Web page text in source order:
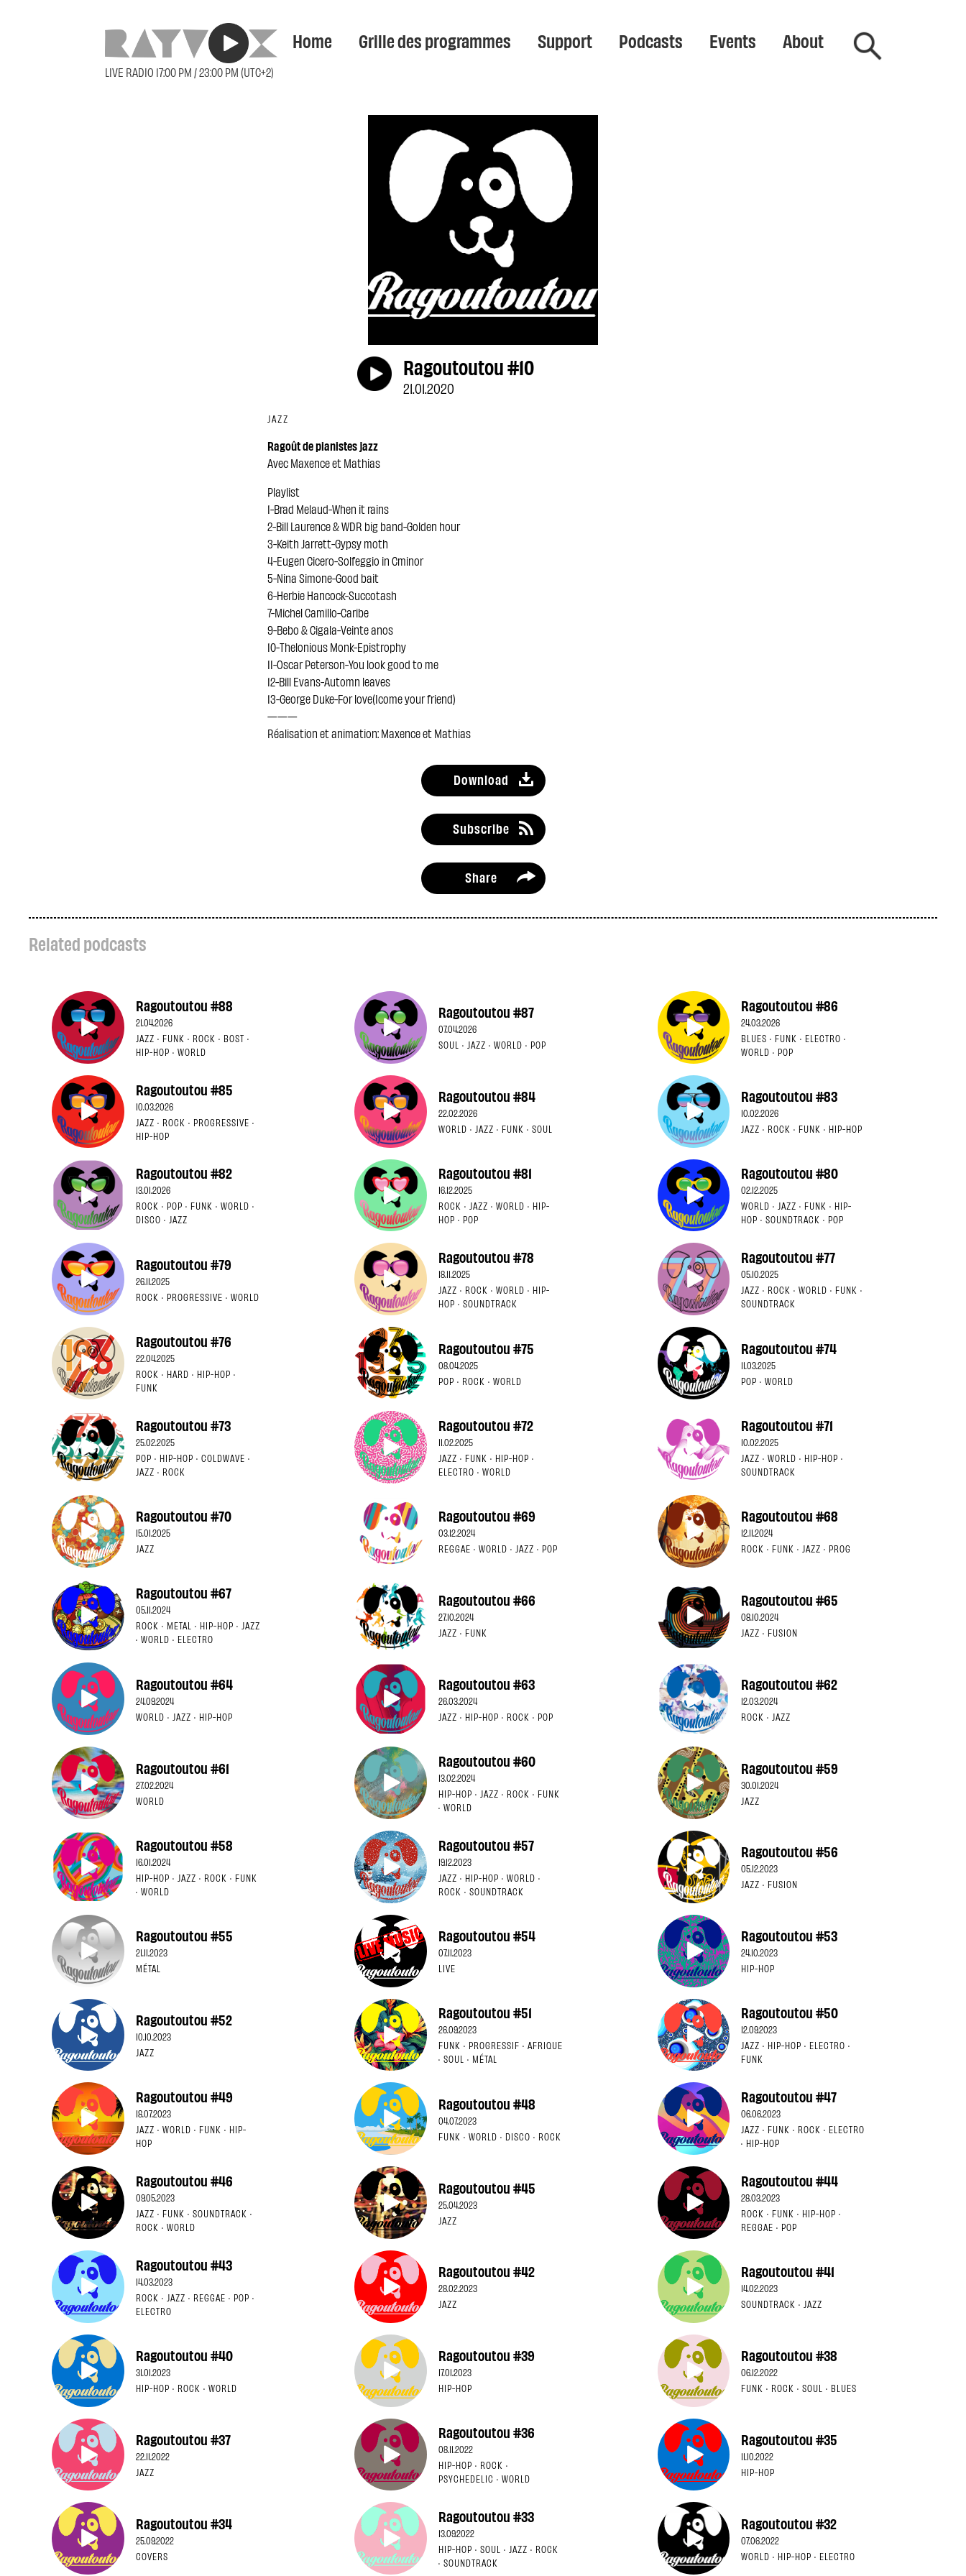
LIVE RADIO 17:00 PM / 23:00 PM (UTC+2)
Home Grille des programmes Support Podcasts Events About
Ragoutoutou #10
21.01.2020
JAZZ
Ragoût de pianistes jazz
Avec Maxence et Mathias
Playlist
1-Brad Melaud-When it rains
2-Bill Laurence & WDR big band-Golden hour
3-Keith Jarrett-Gypsy moth
4-Eugen Cicero-Solfeggio in Cminor
5-Nina Simone-Good bait
6-Herbie Hancock-Succotash
7-Michel Camillo-Caribe
9-Bebo & Cigala-Veinte anos
10-Thelonious Monk-Epistrophy
11-Oscar Peterson-You look good to me
12-Bill Evans-Automn leaves
13-George Duke-For love(Icome your friend)
———
Réalisation et animation: Maxence et Mathias
Download
Subscribe
Share
Related podcasts
Ragoutoutou #88
21.04.2026
JAZZ · FUNK · ROCK · BOST ·
HIP-HOP · WORLD
Ragoutoutou #87
07.04.2026
SOUL · JAZZ · WORLD · POP
Ragoutoutou #86
24.03.2026
BLUES · FUNK · ELECTRO ·
WORLD · POP
Ragoutoutou #85
10.03.2026
JAZZ · ROCK · PROGRESSIVE ·
HIP-HOP
Ragoutoutou #84
22.02.2026
WORLD · JAZZ · FUNK · SOUL
Ragoutoutou #83
10.02.2026
JAZZ · ROCK · FUNK · HIP-HOP
Ragoutoutou #82
13.01.2026
ROCK · POP · FUNK · WORLD ·
DISCO · JAZZ
Ragoutoutou #81
16.12.2025
ROCK · JAZZ · WORLD · HIP-
HOP · POP
Ragoutoutou #80
02.12.2025
WORLD · JAZZ · FUNK · HIP-
HOP · SOUNDTRACK · POP
Ragoutoutou #79
26.11.2025
ROCK · PROGRESSIVE · WORLD
Ragoutoutou #78
18.11.2025
JAZZ · ROCK · WORLD · HIP-
HOP · SOUNDTRACK
Ragoutoutou #77
05.10.2025
JAZZ · ROCK · WORLD · FUNK ·
SOUNDTRACK
Ragoutoutou #76
22.04.2025
ROCK · HARD · HIP-HOP ·
FUNK
Ragoutoutou #75
08.04.2025
POP · ROCK · WORLD
Ragoutoutou #74
11.03.2025
POP · WORLD
Ragoutoutou #73
25.02.2025
POP · HIP-HOP · COLDWAVE ·
JAZZ · ROCK
Ragoutoutou #72
11.02.2025
JAZZ · FUNK · HIP-HOP ·
ELECTRO · WORLD
Ragoutoutou #71
10.02.2025
JAZZ · WORLD · HIP-HOP ·
SOUNDTRACK
Ragoutoutou #70
15.01.2025
JAZZ
Ragoutoutou #69
03.12.2024
REGGAE · WORLD · JAZZ · POP
Ragoutoutou #68
12.11.2024
ROCK · FUNK · JAZZ · PROG
Ragoutoutou #67
05.11.2024
ROCK · METAL · HIP-HOP · JAZZ
· WORLD · ELECTRO
Ragoutoutou #66
27.10.2024
JAZZ · FUNK
Ragoutoutou #65
08.10.2024
JAZZ · FUSION
Ragoutoutou #64
24.09.2024
WORLD · JAZZ · HIP-HOP
Ragoutoutou #63
26.03.2024
JAZZ · HIP-HOP · ROCK · POP
Ragoutoutou #62
12.03.2024
ROCK · JAZZ
Ragoutoutou #61
27.02.2024
WORLD
Ragoutoutou #60
13.02.2024
HIP-HOP · JAZZ · ROCK · FUNK
· WORLD
Ragoutoutou #59
30.01.2024
JAZZ
Ragoutoutou #58
16.01.2024
HIP-HOP · JAZZ · ROCK · FUNK
· WORLD
Ragoutoutou #57
19.12.2023
JAZZ · HIP-HOP · WORLD ·
ROCK · SOUNDTRACK
Ragoutoutou #56
05.12.2023
JAZZ · FUSION
Ragoutoutou #55
21.11.2023
MÉTAL
Ragoutoutou #54
07.11.2023
LIVE
Ragoutoutou #53
24.10.2023
HIP-HOP
Ragoutoutou #52
10.10.2023
JAZZ
Ragoutoutou #51
26.09.2023
FUNK · PROGRESSIF · AFRIQUE
· SOUL · MÉTAL
Ragoutoutou #50
12.09.2023
JAZZ · HIP-HOP · ELECTRO ·
FUNK
Ragoutoutou #49
18.07.2023
JAZZ · WORLD · FUNK · HIP-
HOP
Ragoutoutou #48
04.07.2023
FUNK · WORLD · DISCO · ROCK
Ragoutoutou #47
06.06.2023
JAZZ · FUNK · ROCK · ELECTRO
· HIP-HOP
Ragoutoutou #46
09.05.2023
JAZZ · FUNK · SOUNDTRACK ·
ROCK · WORLD
Ragoutoutou #45
25.04.2023
JAZZ
Ragoutoutou #44
28.03.2023
ROCK · FUNK · HIP-HOP ·
REGGAE · POP
Ragoutoutou #43
14.03.2023
ROCK · JAZZ · REGGAE · POP ·
ELECTRO
Ragoutoutou #42
28.02.2023
JAZZ
Ragoutoutou #41
14.02.2023
SOUNDTRACK · JAZZ
Ragoutoutou #40
31.01.2023
HIP-HOP · ROCK · WORLD
Ragoutoutou #39
17.01.2023
HIP-HOP
Ragoutoutou #38
06.12.2022
FUNK · ROCK · SOUL · BLUES
Ragoutoutou #37
22.11.2022
JAZZ
Ragoutoutou #36
08.11.2022
HIP-HOP · ROCK ·
PSYCHEDELIC · WORLD
Ragoutoutou #35
11.10.2022
HIP-HOP
Ragoutoutou #34
25.09.2022
COVERS
Ragoutoutou #33
13.09.2022
HIP-HOP · SOUL · JAZZ · ROCK
· SOUNDTRACK
Ragoutoutou #32
07.06.2022
WORLD · HIP-HOP · ELECTRO